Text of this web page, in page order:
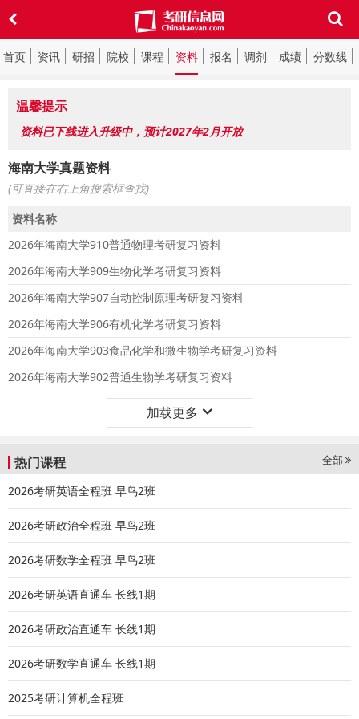
首页 资讯 研招 院校 课程 资料 报名 调剂 成绩 分数线
温馨提示
资料已下线进入升级中，预计2027年2月开放
海南大学真题资料
(可直接在右上角搜索框查找)
资料名称
2026年海南大学910普通物理考研复习资料
2026年海南大学909生物化学考研复习资料
2026年海南大学907自动控制原理考研复习资料
2026年海南大学906有机化学考研复习资料
2026年海南大学903食品化学和微生物学考研复习资料
2026年海南大学902普通生物学考研复习资料
加载更多
热门课程 全部
2026考研英语全程班 早鸟2班
2026考研政治全程班 早鸟2班
2026考研数学全程班 早鸟2班
2026考研英语直通车 长线1期
2026考研政治直通车 长线1期
2026考研数学直通车 长线1期
2025考研计算机全程班